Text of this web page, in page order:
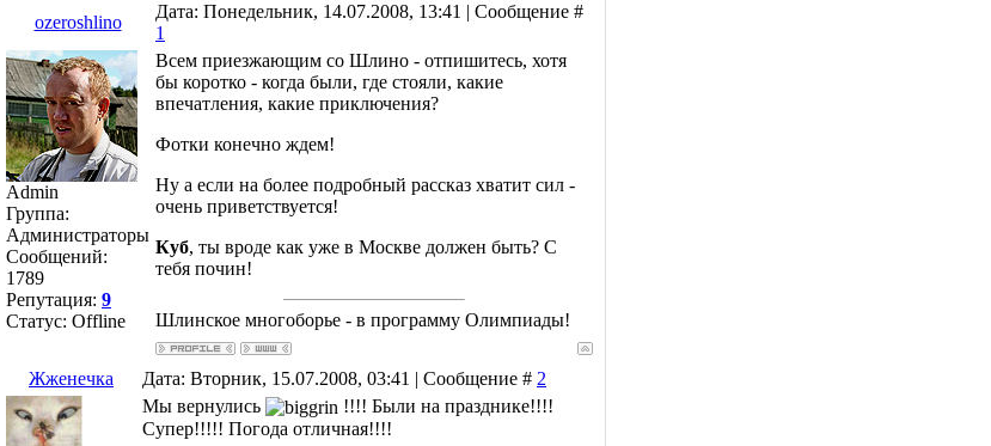
ozeroshlino
Дата: Понедельник, 14.07.2008, 13:41 | Сообщение #
1
Admin
Группа:
Администраторы
Сообщений:
1789
Репутация: 9
Статус: Offline
Всем приезжающим со Шлино - отпишитесь, хотя
бы коротко - когда были, где стояли, какие
впечатления, какие приключения?
Фотки конечно ждем!
Ну а если на более подробный рассказ хватит сил -
очень приветствуется!
Куб, ты вроде как уже в Москве должен быть? С
тебя почин!
Шлинское многоборье - в программу Олимпиады!
Жженечка Дата: Вторник, 15.07.2008, 03:41 | Сообщение # 2
Мы вернулись
!!!! Были на празднике!!!!
Супер!!!!! Погода отличная!!!!